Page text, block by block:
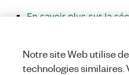
En savoir plus sur la
Notre site Web utilise
technologies similaires.